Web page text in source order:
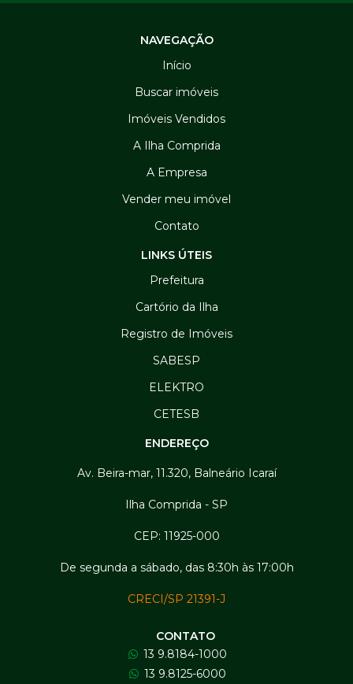
NAVEGAÇÃO
Início
Buscar imóveis
Imóveis Vendidos
A Ilha Comprida
A Empresa
Vender meu imóvel
Contato
LINKS ÚTEIS
Prefeitura
Cartório da Ilha
Registro de Imóveis
SABESP
ELEKTRO
CETESB
ENDEREÇO
Av. Beira-mar, 11.320, Balneário Icaraí
Ilha Comprida - SP
CEP: 11925-000
De segunda a sábado, das 8:30h às 17:00h
CRECI/SP 21391-J
CONTATO
13 9.8184-1000
13 9.8125-6000